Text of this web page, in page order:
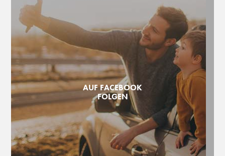
AUF FACEBOOK
FOLGEN